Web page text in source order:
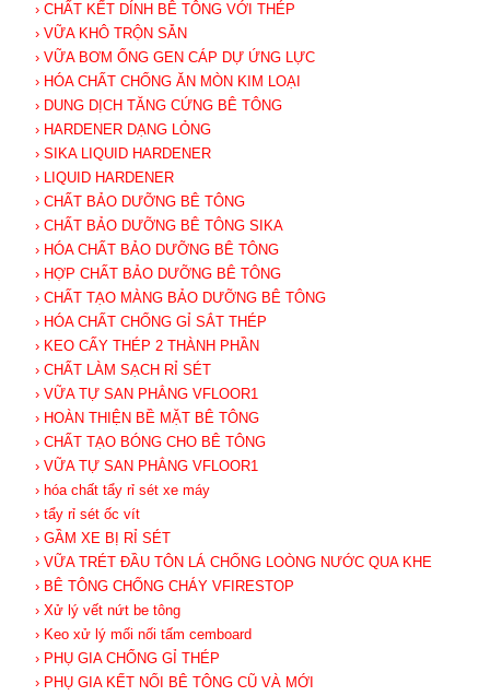
› CHẤT KẾT DÍNH BÊ TÔNG VỚI THÉP
› VỮA KHÔ TRỘN SẴN
› VỮA BƠM ỐNG GEN CÁP DỰ ỨNG LỰC
› HÓA CHẤT CHỐNG ĂN MÒN KIM LOẠI
› DUNG DỊCH TĂNG CỨNG BÊ TÔNG
› HARDENER DẠNG LỎNG
› SIKA LIQUID HARDENER
› LIQUID HARDENER
› CHẤT BẢO DƯỠNG BÊ TÔNG
› CHẤT BẢO DƯỠNG BÊ TÔNG SIKA
› HÓA CHẤT BẢO DƯỠNG BÊ TÔNG
› HỢP CHẤT BẢO DƯỠNG BÊ TÔNG
› CHẤT TẠO MÀNG BẢO DƯỠNG BÊ TÔNG
› HÓA CHẤT CHỐNG GỈ SẮT THÉP
› KEO CẤY THÉP 2 THÀNH PHẦN
› CHẤT LÀM SẠCH RỈ SÉT
› VỮA TỰ SAN PHẲNG VFLOOR1
› HOÀN THIỆN BỀ MẶT BÊ TÔNG
› CHẤT TẠO BÓNG CHO BÊ TÔNG
› VỮA TỰ SAN PHẲNG VFLOOR1
› hóa chất tẩy rỉ sét xe máy
› tẩy rỉ sét ốc vít
› GẦM XE BỊ RỈ SÉT
› VỮA TRÉT ĐẦU TÔN LÁ CHỐNG LOÒNG NƯỚC QUA KHE
› BÊ TÔNG CHỐNG CHÁY VFIRESTOP
› Xử lý vết nứt be tông
› Keo xử lý mối nối tấm cemboard
› PHỤ GIA CHỐNG GỈ THÉP
› PHỤ GIA KẾT NỐI BÊ TÔNG CŨ VÀ MỚI